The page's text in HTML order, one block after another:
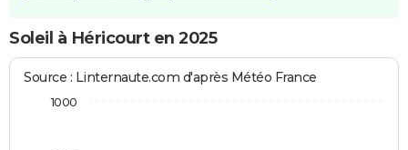
Soleil à Héricourt en 2025
Source : Linternaute.com d'après Météo France
1000